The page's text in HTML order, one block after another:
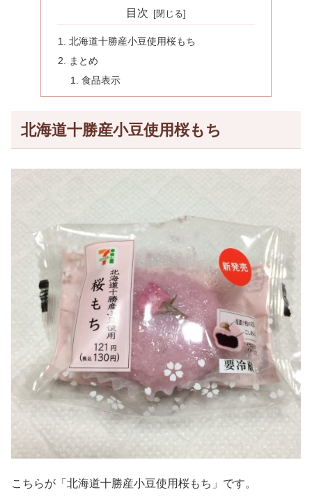
目次
北海道十勝産小豆使用桜もち
まとめ
食品表示
北海道十勝産小豆使用桜もち
こちらが「北海道十勝産小豆使用桜もち」です。